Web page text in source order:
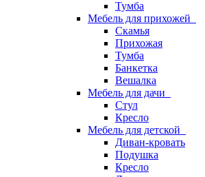
Тумба
Мебель для прихожей
Скамья
Прихожая
Тумба
Банкетка
Вешалка
Мебель для дачи
Стул
Кресло
Мебель для детской
Диван-кровать
Подушка
Кресло